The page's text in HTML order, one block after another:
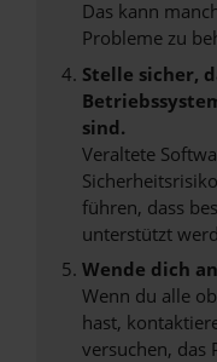
Das kann
Probleme zu
Stelle sicher,
sind.
Veraltete
führen, dass
unterstützt
Wende dich
Wenn du alle
hast,
versuchen, das